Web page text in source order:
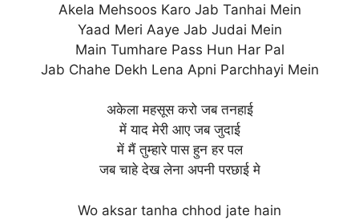
Akela Mehsoos Karo Jab Tanhai Mein
Yaad Meri Aaye Jab Judai Mein
Main Tumhare Pass Hun Har Pal
Jab Chahe Dekh Lena Apni Parchhayi Mein
अकेला महसूस करो जब तनहाई
में याद मेरी आए जब जुदाई
में मैं तुम्हारे पास हुन हर पल
जब चाहे देख लेना अपनी परछाई मे
Wo aksar tanha chhod jate hain